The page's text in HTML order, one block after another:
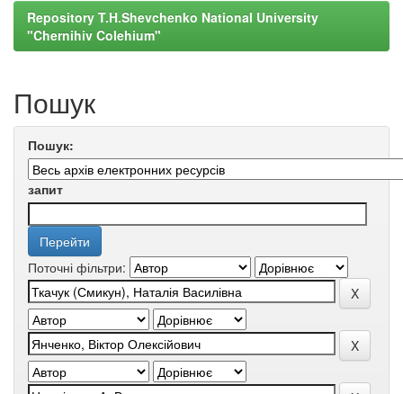
Repository T.H.Shevchenko National University
"Chernihiv Colehium"
Пошук
Пошук:
запит
Поточні фільтри: